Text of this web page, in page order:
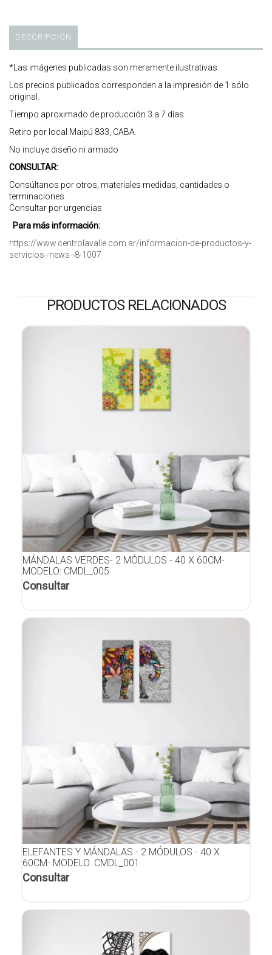
DESCRIPCIÓN
*Las imágenes publicadas son meramente ilustrativas.
Los precios publicados corresponden a la impresión de 1 sólo
original.
Tiempo aproximado de producción 3 a 7 días.
Retiro por local Maipú 833, CABA.
No incluye diseño ni armado
CONSULTAR:
Consúltanos por otros, materiales medidas, cantidades o
terminaciones.
Consultar por urgencias
Para más información:
https://www.centrolavalle.com.ar/informacion-de-productos-y-
servicios--news--8-1007
PRODUCTOS RELACIONADOS
MÁNDALAS VERDES- 2 MÓDULOS - 40 X 60CM-
MODELO: CMDL_005
Consultar
ELEFANTES Y MÁNDALAS - 2 MÓDULOS - 40 X
60CM- MODELO: CMDL_001
Consultar